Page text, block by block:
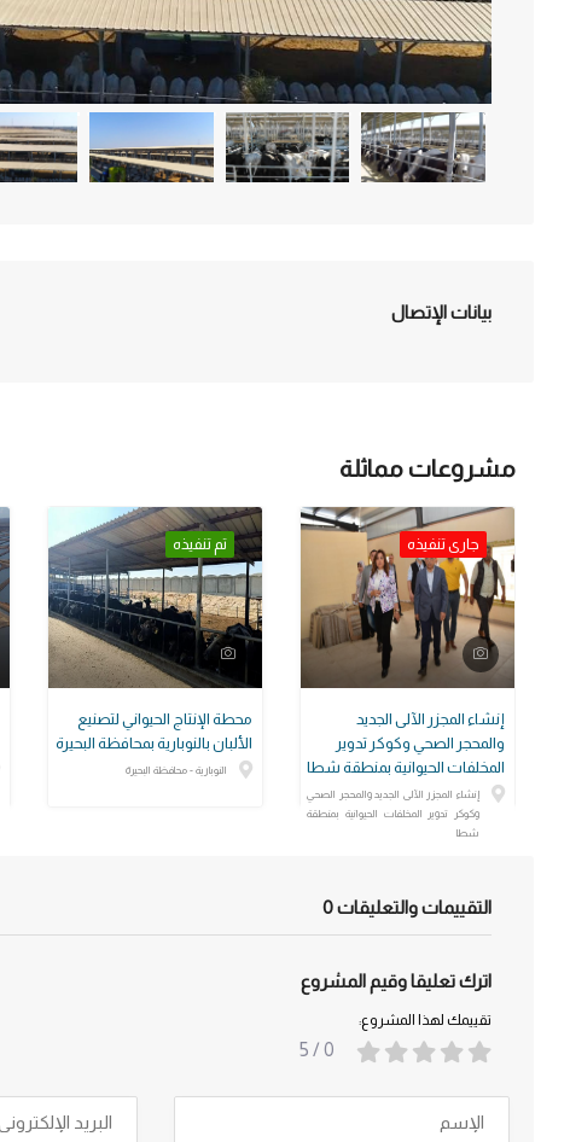
بيانات الإتصال
مشروعات مماثلة
تم تنفيذه
محطة الإنتاج الحيواني لتصنيع
الألبان بالنوبارية بمحافظة البحيرة
النوبارية - محافظة البحيرة
جارى تنفيذه
إنشاء المجزر الآلى الجديد
والمحجر الصحي وكوكر تدوير
المخلفات الحيوانية بمنطقة شطا
إنشاء المجزر الآلى الجديد والمحجر الصحي
وكوكر تدوير المخلفات الحيوانية بمنطقة
شطا
التقييمات والتعليقات0
اترك تعليقا وقيم المشروع
تقييمك لهذا المشروع:
0
/ 5